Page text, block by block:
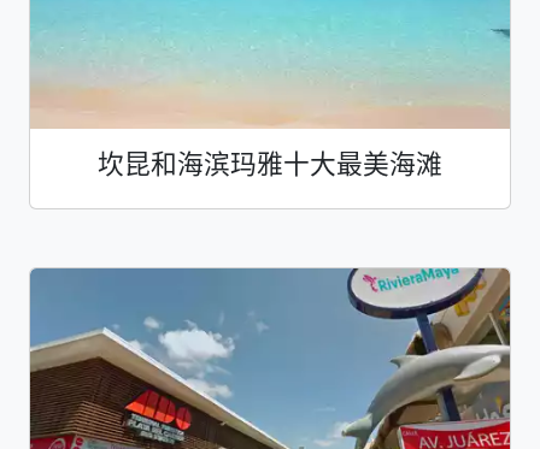
坎昆和海滨玛雅十大最美海滩